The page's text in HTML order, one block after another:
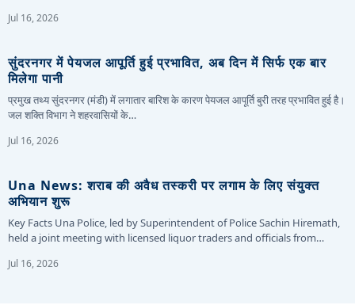
Jul 16, 2026
सुंदरनगर में पेयजल आपूर्ति हुई प्रभावित, अब दिन में सिर्फ एक बार
मिलेगा पानी
प्रमुख तथ्य सुंदरनगर (मंडी) में लगातार बारिश के कारण पेयजल आपूर्ति बुरी तरह प्रभावित हुई है।
जल शक्ति विभाग ने शहरवासियों के…
Jul 16, 2026
Una News: शराब की अवैध तस्करी पर लगाम के लिए संयुक्त
अभियान शुरू
Key Facts Una Police, led by Superintendent of Police Sachin Hiremath,
held a joint meeting with licensed liquor traders and officials from…
Jul 16, 2026